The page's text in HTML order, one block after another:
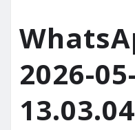
2026-